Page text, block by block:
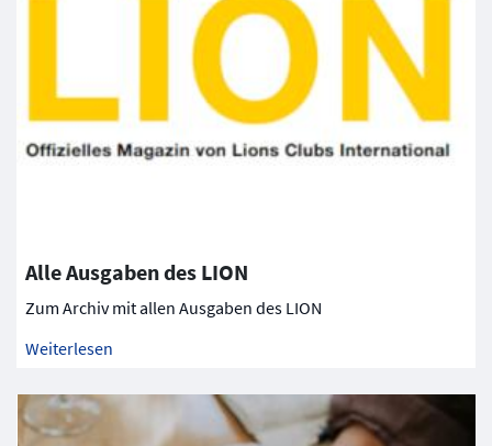
Alle Ausgaben des LION
Zum Archiv mit allen Ausgaben des LION
Weiterlesen